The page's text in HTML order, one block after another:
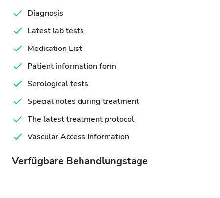
Diagnosis
Latest lab tests
Medication List
Patient information form
Serological tests
Special notes during treatment
The latest treatment protocol
Vascular Access Information
Verfügbare Behandlungstage